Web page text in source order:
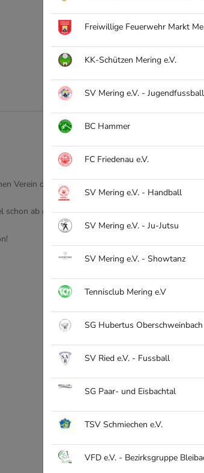
Freiwillige Feuerwehr Markt
KK-Schützen Mering e.V.
SV Mering e.V. - Jugendfussball
BC Hammer
FC Friedenau e.V.
SV Mering e.V. - Handball
SV Mering e.V. - Ju-Jutsu
SV Mering e.V. - Showtanz
Tennisclub Mering e.V
SG Hubertus Oberschweinbach
SV Ried e.V. - Fussball
SG Paar- und Eisbachtal
TSV Schmiechen e.V.
VFD e.V. - Bezirksgruppe
Verein oder deinen Ort!
schon ab einem Artikel!
Wir